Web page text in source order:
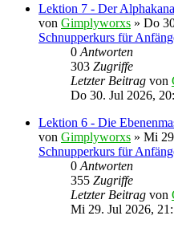
Lektion 7 - Der
von Gimplyworxs » Do
Schnupperkurs für
0 Antworten
303 Zugriffe
Letzter Beitrag von
Do 30. Jul 2026,
Lektion 6 - Die
von Gimplyworxs » Mi
Schnupperkurs für
0 Antworten
355 Zugriffe
Letzter Beitrag von
Mi 29. Jul 2026,